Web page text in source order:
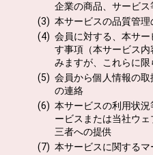
企業の商品、サービ
本サービスの品質管
会員に対する、本サ
す事項（本サービス
みますが、これらに
会員から個人情報の
の連絡
本サービスの利用状
ービスまたは当社ウ
三者への提供
本サービスに関する